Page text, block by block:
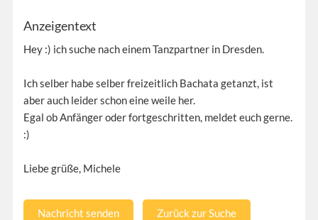
Anzeigentext
Hey :) ich suche nach einem Tanzpartner in Dresden.
Ich selber habe selber freizeitlich Bachata getanzt, ist
aber auch leider schon eine weile her.
Egal ob Anfänger oder fortgeschritten, meldet euch gerne.
:)
Liebe grüße, Michele
Nachricht senden Zurück zur Suche